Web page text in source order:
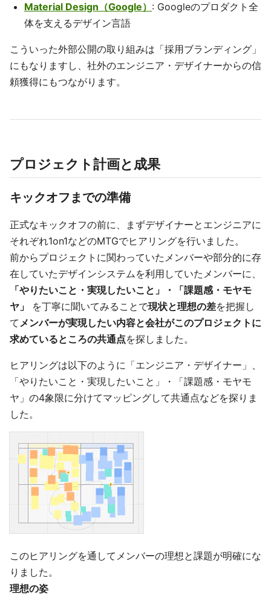
Material Design（Google） : Googleのプロダクト全
体を支えるデザイン言語
こういった外部公開の取り組みは「採用ブランディング」
にもなりますし、社外のエンジニア・デザイナーからの信
頼獲得にもつながります。
プロジェクト計画と成果
キックオフまでの準備
正式なキックオフの前に、まずデザイナーとエンジニアに
それぞれ1on1などのMTGでヒアリングを行いました。
前からプロジェクトに関わっていたメンバーや部分的に存
在していたデザインシステムを利用していたメンバーに、
「やりたいこと・実現したいこと」・「課題感・モヤモ
ヤ」
を丁寧に聞いてみることで現状と理想の差を把握し
てメンバーが実現したい内容と会社がこのプロジェクトに
求めているところの共通点を探しました。
ヒアリングは以下のように「エンジニア・デザイナー」、
「やりたいこと・実現したいこと」・「課題感・モヤモ
ヤ」の4象限に分けてマッピングして共通点などを探りま
した。
このヒアリングを通してメンバーの理想と課題が明確にな
りました。
理想の姿